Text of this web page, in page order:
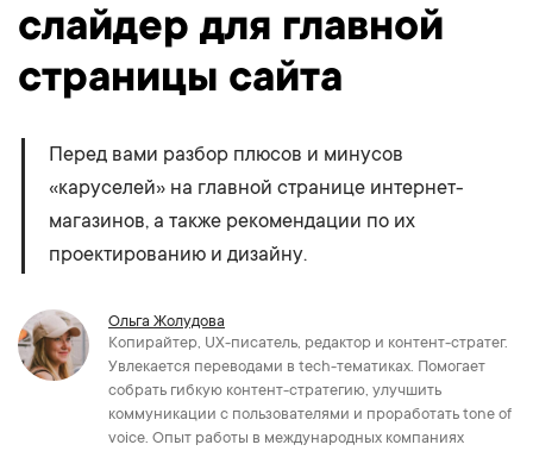
слайдер для главной
страницы сайта
Перед вами разбор плюсов и минусов
«каруселей» на главной странице интернет-
магазинов, а также рекомендации по их
проектированию и дизайну.
Ольга Жолудова
Копирайтер, UX-писатель, редактор и контент-стратег.
Увлекается переводами в tech-тематиках. Помогает
собрать гибкую контент-стратегию, улучшить
коммуникации с пользователями и проработать tone of
voice. Опыт работы в международных компаниях